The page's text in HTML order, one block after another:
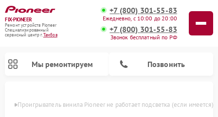
FIX-PIONEER
Ремонт устройств Pioneer
Специализированный
cервисный центр г.Тамбов
+7 (800) 301-55-83
Ежедневно, с 10:00 до 20:00
+7 (800) 301-55-83
Звонок бесплатный по РФ
Мы ремонтируем Позвонить
Проигрыватель винила Pioneer не работает подсветка (если имеется)